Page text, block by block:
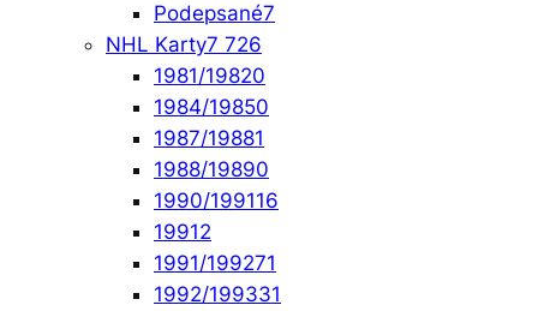
Podepsané7
NHL Karty7 726
1981/19820
1984/19850
1987/19881
1988/19890
1990/199116
19912
1991/199271
1992/199331